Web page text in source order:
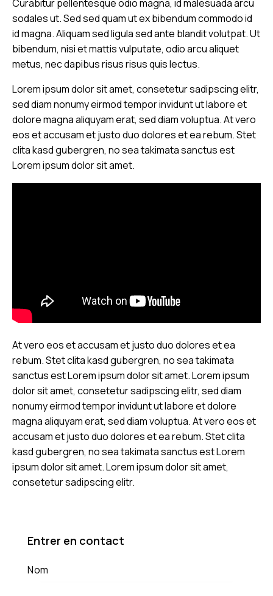
Curabitur pellentesque odio magna, id malesuada arcu
sodales ut. Sed sed quam ut ex bibendum commodo id
id magna. Aliquam sed ligula sed ante blandit volutpat. Ut
bibendum, nisi et mattis vulputate, odio arcu aliquet
metus, nec dapibus risus risus quis lectus.
Lorem ipsum dolor sit amet, consetetur sadipscing elitr,
sed diam nonumy eirmod tempor invidunt ut labore et
dolore magna aliquyam erat, sed diam voluptua. At vero
eos et accusam et justo duo dolores et ea rebum. Stet
clita kasd gubergren, no sea takimata sanctus est
Lorem ipsum dolor sit amet.
At vero eos et accusam et justo duo dolores et ea
rebum. Stet clita kasd gubergren, no sea takimata
sanctus est Lorem ipsum dolor sit amet. Lorem ipsum
dolor sit amet, consetetur sadipscing elitr, sed diam
nonumy eirmod tempor invidunt ut labore et dolore
magna aliquyam erat, sed diam voluptua. At vero eos et
accusam et justo duo dolores et ea rebum. Stet clita
kasd gubergren, no sea takimata sanctus est Lorem
ipsum dolor sit amet. Lorem ipsum dolor sit amet,
consetetur sadipscing elitr.
Entrer en contact